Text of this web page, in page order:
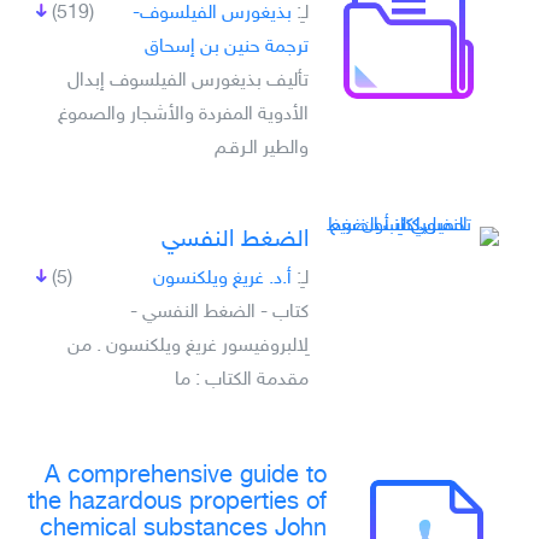
(519) لـِ: بذيغورس الفيلسوف-
ترجمة حنين بن إسحاق
تأليف بذيغورس الفيلسوف إبدال
الأدوية المفردة والأشجار والصموغ
والطير الـرقـم
الضغط النفسي
(5) لـِ: أ.د. غريغ ويلكنسون
كتاب - الضغط النفسي -
لِالبروفيسور غريغ ويلكنسون . من
مقدمة الكتاب : ما
A comprehensive guide to
the hazardous properties of
chemical substances John